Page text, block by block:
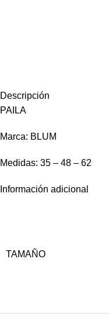
Descripción
PAILA
Marca: BLUM
Medidas: 35 – 48 – 62
Información adicional
TAMAÑO